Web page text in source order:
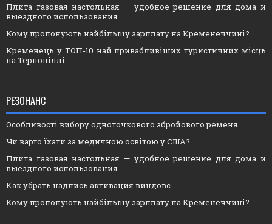
Плита газовая настольная — удобное решение для дома и
выездного использования
Кому пропонують найбільшу зарплату на Кременеччині?
Кременець у ТОП-10 най привабливіших туристичних місць
на Тернопіллі
РЕЗОНАНС
Особливості вибору одноточкового збройового ременя
Чи варто їхати за медичною освітою у США?
Плита газовая настольная — удобное решение для дома и
выездного использования
Как убрать надпись активация виндовс
Кому пропонують найбільшу зарплату на Кременеччині?